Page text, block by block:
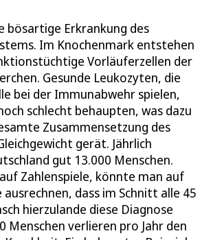
bösartige Erkrankung des
Im Knochenmark entstehen
Vorläuferzellen der
Gesunde Leukozyten, die
bei der Immunabwehr spielen,
schlecht behaupten, was dazu
Zusammensetzung des
gerät. Jährlich
gut 13.000 Menschen.
Zahlenspiele, könnte man auf
ausrechnen, dass im Schnitt alle 45
hierzulande diese Diagnose
Menschen verlieren pro Jahr den